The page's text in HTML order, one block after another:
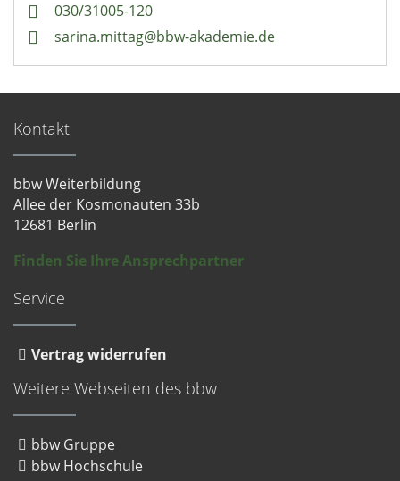
030/31005-120
sarina.mittag@bbw-akademie.de
Kontakt
bbw Weiterbildung
Allee der Kosmonauten 33b
12681 Berlin
Finden Sie Ihre Ansprechpartner
Service
Vertrag widerrufen
Weitere Webseiten des bbw
bbw Gruppe
bbw Hochschule